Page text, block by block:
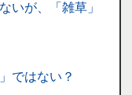
いが、「雑草」
ではない？